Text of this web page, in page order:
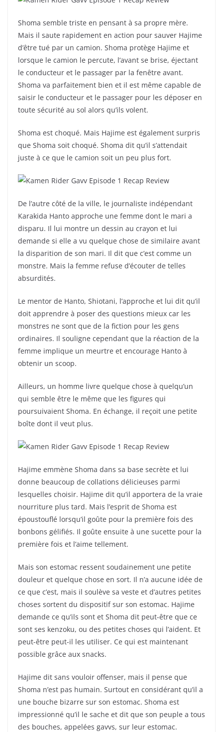
Shoma semble triste en pensant à sa propre mère.
Mais il saute rapidement en action pour sauver Hajime
d’être tué par un camion. Shoma protège Hajime et
lorsque le camion le percute, l’avant se brise, éjectant
le conducteur et le passager par la fenêtre avant.
Shoma va parfaitement bien et il est même capable de
saisir le conducteur et le passager pour les déposer en
toute sécurité au sol alors qu’ils volent.
Shoma est choqué. Mais Hajime est également surpris
que Shoma soit choqué. Shoma dit qu’il s’attendait
juste à ce que le camion soit un peu plus fort.
De l’autre côté de la ville, le journaliste indépendant
Karakida Hanto approche une femme dont le mari a
disparu. Il lui montre un dessin au crayon et lui
demande si elle a vu quelque chose de similaire avant
la disparition de son mari. Il dit que c’est comme un
monstre. Mais la femme refuse d’écouter de telles
absurdités.
Le mentor de Hanto, Shiotani, l’approche et lui dit qu’il
doit apprendre à poser des questions mieux car les
monstres ne sont que de la fiction pour les gens
ordinaires. Il souligne cependant que la réaction de la
femme implique un meurtre et encourage Hanto à
obtenir un scoop.
Ailleurs, un homme livre quelque chose à quelqu’un
qui semble être le même que les figures qui
poursuivaient Shoma. En échange, il reçoit une petite
boîte dont il veut plus.
Hajime emmène Shoma dans sa base secrète et lui
donne beaucoup de collations délicieuses parmi
lesquelles choisir. Hajime dit qu’il apportera de la vraie
nourriture plus tard. Mais l’esprit de Shoma est
époustouflé lorsqu’il goûte pour la première fois des
bonbons gélifiés. Il goûte ensuite à une sucette pour la
première fois et l’aime tellement.
Mais son estomac ressent soudainement une petite
douleur et quelque chose en sort. Il n’a aucune idée de
ce que c’est, mais il soulève sa veste et d’autres petites
choses sortent du dispositif sur son estomac. Hajime
demande ce qu’ils sont et Shoma dit peut-être que ce
sont ses kenzoku, ou des petites choses qui l’aident. Et
peut-être peut-il les utiliser. Ce qui est maintenant
possible grâce aux snacks.
Hajime dit sans vouloir offenser, mais il pense que
Shoma n’est pas humain. Surtout en considérant qu’il a
une bouche bizarre sur son estomac. Shoma est
impressionné qu’il le sache et dit que son peuple a tous
des bouches, appelées gavvs, sur leur estomac.